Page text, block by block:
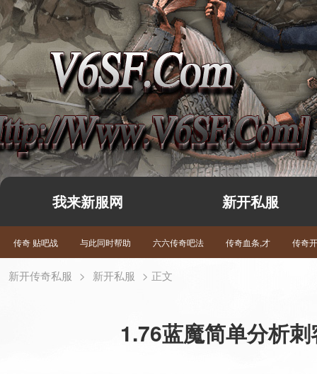
我来新服网 新开私服
传奇 贴吧战 与此同时帮助 六六传奇吧法 传奇血条,才 传奇
新开传奇私服 > 新开私服 > 正文
1.76蓝魔简单分析